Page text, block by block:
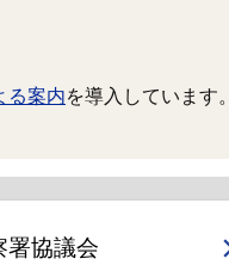
る案内を導入しています。
署協議会